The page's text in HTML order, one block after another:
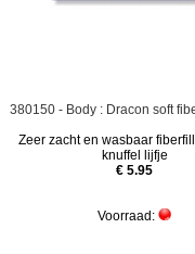
380150 - Body : Dracon soft
Zeer zacht en wasbaar
knuffel lijfje
€ 5.95
Voorraad: